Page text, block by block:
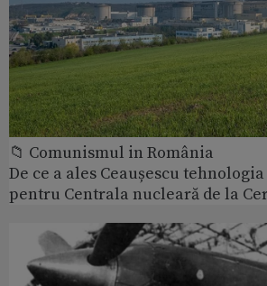
📁 Comunismul in România
De ce a ales Ceaușescu
pentru Centrala nucleară de la